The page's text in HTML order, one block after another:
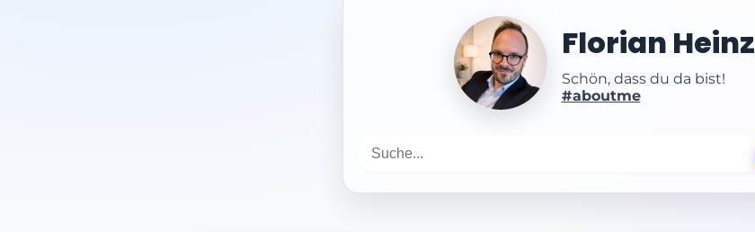
Florian Heinz
Schön, dass du da bist!
#aboutme